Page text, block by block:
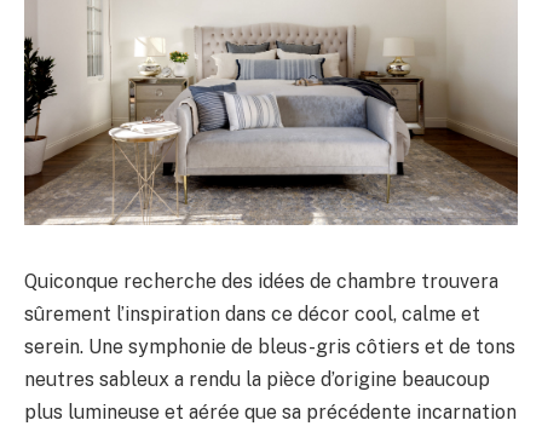
Quiconque recherche des idées de chambre trouvera
sûrement l’inspiration dans ce décor cool, calme et
serein. Une symphonie de bleus-gris côtiers et de tons
neutres sableux a rendu la pièce d’origine beaucoup
plus lumineuse et aérée que sa précédente incarnation